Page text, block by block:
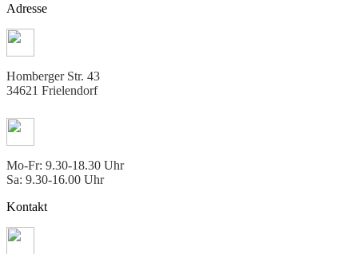
Adresse
Homberger Str. 43
34621 Frielendorf
Mo-Fr: 9.30-18.30 Uhr
Sa: 9.30-16.00 Uhr
Kontakt